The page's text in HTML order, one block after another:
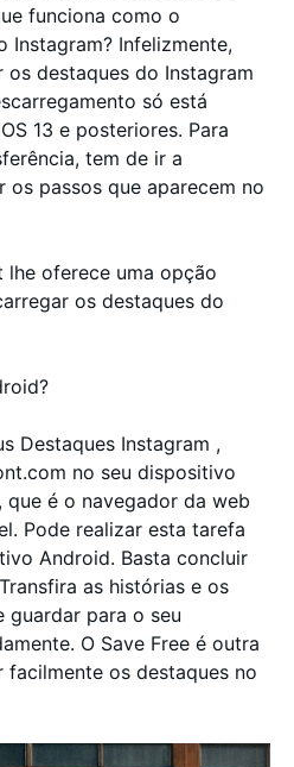
funciona como o
Instagram? Infelizmente,
destaques do Instagram
só está
13 e posteriores. Para
tem de ir a
os passos que aparecem no
lhe oferece uma opção
os destaques do
Destaques Instagram ,
no seu dispositivo
que é o navegador da web
Pode realizar esta tarefa
Android. Basta concluir
as histórias e os
guardar para o seu
O Save Free é outra
os destaques no